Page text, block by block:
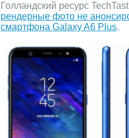
Голландский ресурс
рендерные фото не
смартфона Galaxy A6 Plus.